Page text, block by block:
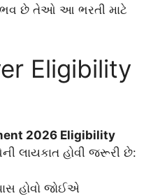
છે તેઓ આ ભરતી માટે
Eligibility
2026 Eligibility
લાયકાત હોવી જરૂરી છે:
હોવો જોઈએ